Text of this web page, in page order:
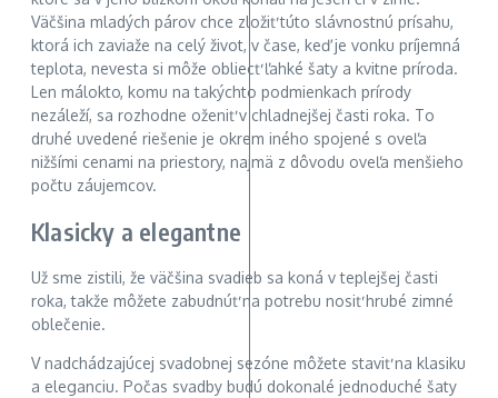
Väčšina mladých párov chce zložiť túto slávnostnú prísahu,
ktorá ich zaviaže na celý život, v čase, keď je vonku príjemná
teplota, nevesta si môže obliecť ľahké šaty a kvitne príroda.
Len málokto, komu na takýchto podmienkach prírody
nezáleží, sa rozhodne oženiť v chladnejšej časti roka. To
druhé uvedené riešenie je okrem iného spojené s oveľa
nižšími cenami na priestory, najmä z dôvodu oveľa menšieho
počtu záujemcov.
Klasicky a elegantne
Už sme zistili, že väčšina svadieb sa koná v teplejšej časti
roka, takže môžete zabudnúť na potrebu nosiť hrubé zimné
oblečenie.
V nadchádzajúcej svadobnej sezóne môžete staviť na klasiku
a eleganciu. Počas svadby budú dokonalé jednoduché šaty